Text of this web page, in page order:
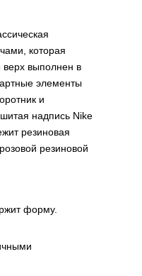
которая
выполнен в
элементы
и
надпись Nike
резиновая
резиновой
форму.